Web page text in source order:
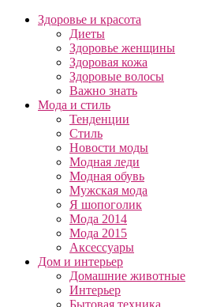
Здоровье и красота
Диеты
Здоровье женщины
Здоровая кожа
Здоровые волосы
Важно знать
Мода и стиль
Тенденции
Стиль
Новости моды
Модная леди
Модная обувь
Мужская мода
Я шопоголик
Мода 2014
Мода 2015
Аксессуары
Дом и интерьер
Домашние животные
Интерьер
Бытовая техника